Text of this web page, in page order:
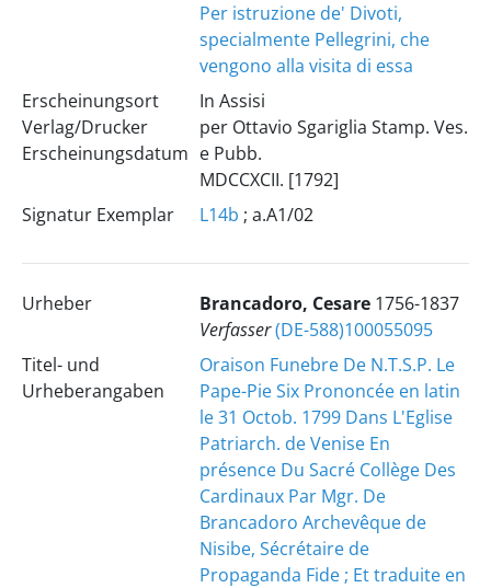
Per istruzione de' Divoti,
specialmente Pellegrini, che
vengono alla visita di essa
Erscheinungsort
Verlag/Drucker
Erscheinungsdatum
In Assisi
per Ottavio Sgariglia Stamp. Ves.
e Pubb.
MDCCXCII. [1792]
Signatur Exemplar
L14b ; a.A1/02
Urheber Brancadoro, Cesare 1756-1837
Verfasser(DE-588)100055095
Titel- und
Urheberangaben
Oraison Funebre De N.T.S.P. Le
Pape-Pie Six Prononcée en latin
le 31 Octob. 1799 Dans L'Eglise
Patriarch. de Venise En
présence Du Sacré Collège Des
Cardinaux Par Mgr. De
Brancadoro Archevêque de
Nisibe, Sécrétaire de
Propaganda Fide ; Et traduite en